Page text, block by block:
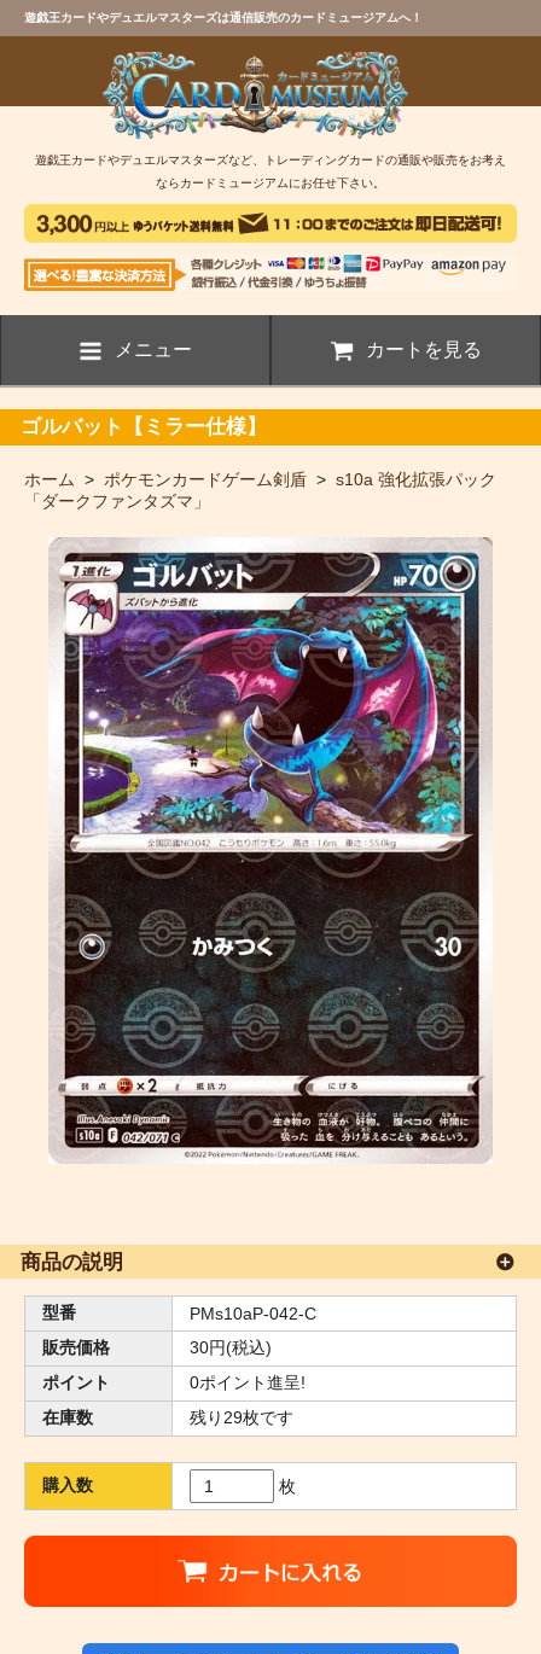
遊戯王カードやデュエルマスターズは通信販売のカードミュージアムへ！
遊戯王カードやデュエルマスターズなど、トレーディングカードの通販や販売をお考え
ならカードミュージアムにお任せ下さい。
メニュー カートを見る
ゴルバット【ミラー仕様】
ホーム > ポケモンカードゲーム剣盾 > s10a 強化拡張パック
「ダークファンタズマ」
商品の説明
型番
PMs10aP-042-C
販売価格
30円(税込)
ポイント
0ポイント進呈!
在庫数
残り29枚です
購入数 枚